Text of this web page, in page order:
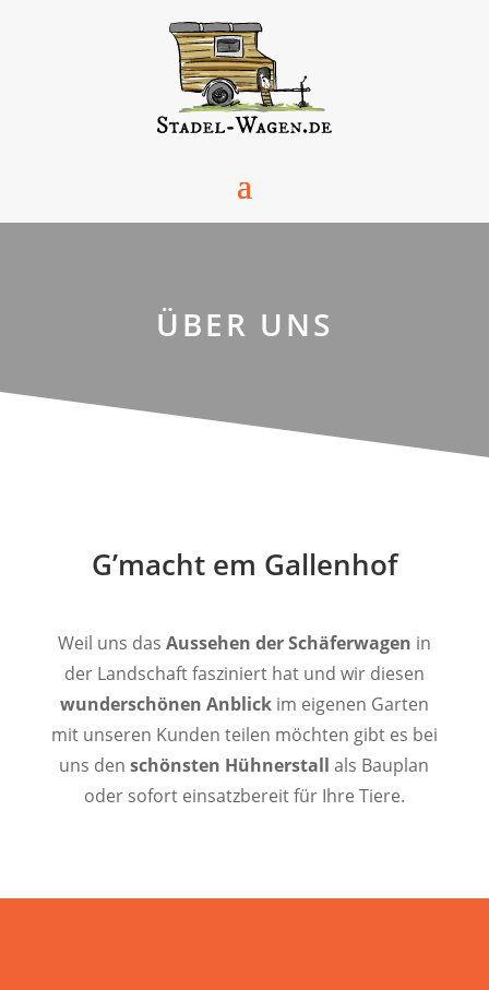
ÜBER UNS
G’macht em Gallenhof
Weil uns das Aussehen der Schäferwagen in
der Landschaft fasziniert hat und wir diesen
wunderschönen Anblickim eigenen Garten
mit unseren Kunden teilen möchten gibt es bei
uns denschönsten Hühnerstall als Bauplan
oder sofort einsatzbereit für Ihre Tiere.